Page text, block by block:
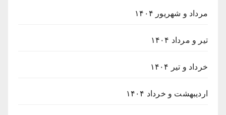
مرداد و شهریور ۱۴۰۴
تیر و مرداد ۱۴۰۴
خرداد و تیر ۱۴۰۴
اردیبهشت و خرداد ۱۴۰۴